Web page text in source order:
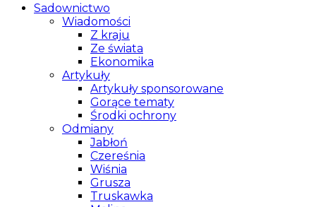
Sadownictwo
Wiadomości
Z kraju
Ze świata
Ekonomika
Artykuły
Artykuły sponsorowane
Gorące tematy
Środki ochrony
Odmiany
Jabłoń
Czereśnia
Wiśnia
Grusza
Truskawka